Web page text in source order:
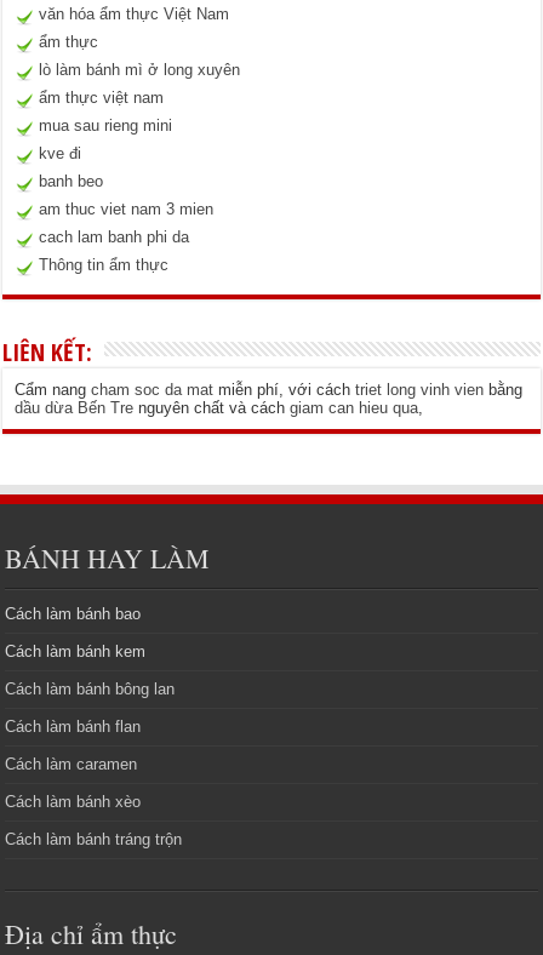
văn hóa ẩm thực Việt Nam
ẩm thực
lò làm bánh mì ở long xuyên
ẩm thực việt nam
mua sau rieng mini
kve đi
banh beo
am thuc viet nam 3 mien
cach lam banh phi da
Thông tin ẩm thực
LIÊN KẾT:
Cẩm nangcham soc da mat miễn phí, với cáchtriet long vinh vien bằng
dầu dừa Bến Tre nguyên chất và cáchgiam can hieu qua,
BÁNH HAY LÀM
Cách làm bánh bao
Cách làm bánh kem
Cách làm bánh bông lan
Cách làm bánh flan
Cách làm caramen
Cách làm bánh xèo
Cách làm bánh tráng trộn
Địa chỉ ẩm thực